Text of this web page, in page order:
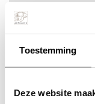
Toestemming
Deze website